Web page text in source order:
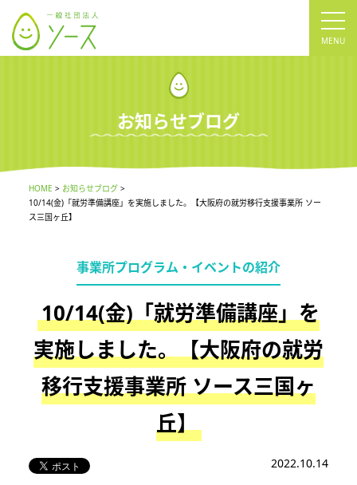
お知らせブログ
HOME
お知らせブログ
10/14(金)「就労準備講座」を実施しました。【大阪府の就労移行支援事業所 ソー
ス三国ヶ丘】
事業所プログラム・イベントの紹介
10/14(金)「就労準備講座」を
実施しました。【大阪府の就労
移行支援事業所 ソース三国ヶ
丘】
2022.10.14